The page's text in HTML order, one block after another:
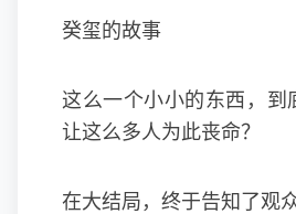
癸玺的故事
这么一个小小的东西，到
让这么多人为此丧命？
在大结局，终于告知了观